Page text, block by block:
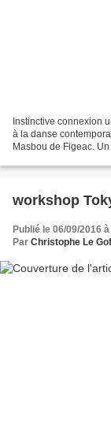
Instinctive connexion
à la danse
Masbou de Figeac.
workshop
Publié le 06/09/2016
Par Christophe Le